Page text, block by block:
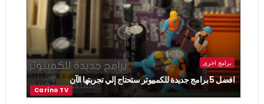
برامج اخرى
افضل 5 برامج جديدة للكمبيوتر ستحتاج إلي تجربتها الآن